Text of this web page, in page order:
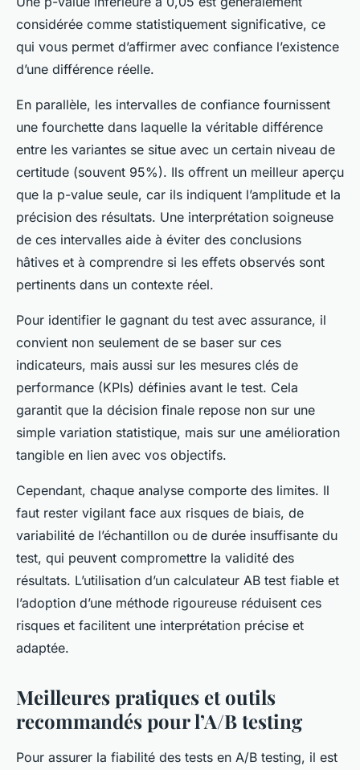
considérée comme statistiquement significative, ce
qui vous permet d’affirmer avec confiance l’existence
d’une différence réelle.
En parallèle, les intervalles de confiance fournissent
une fourchette dans laquelle la véritable différence
entre les variantes se situe avec un certain niveau de
certitude (souvent 95%). Ils offrent un meilleur aperçu
que la p-value seule, car ils indiquent l’amplitude et la
précision des résultats. Une interprétation soigneuse
de ces intervalles aide à éviter des conclusions
hâtives et à comprendre si les effets observés sont
pertinents dans un contexte réel.
Pour identifier le gagnant du test avec assurance, il
convient non seulement de se baser sur ces
indicateurs, mais aussi sur les mesures clés de
performance (KPIs) définies avant le test. Cela
garantit que la décision finale repose non sur une
simple variation statistique, mais sur une amélioration
tangible en lien avec vos objectifs.
Cependant, chaque analyse comporte des limites. Il
faut rester vigilant face aux risques de biais, de
variabilité de l’échantillon ou de durée insuffisante du
test, qui peuvent compromettre la validité des
résultats. L’utilisation d’un calculateur AB test fiable et
l’adoption d’une méthode rigoureuse réduisent ces
risques et facilitent une interprétation précise et
adaptée.
Meilleures pratiques et outils
recommandés pour l’A/B testing
Pour assurer la fiabilité des tests en A/B testing, il est